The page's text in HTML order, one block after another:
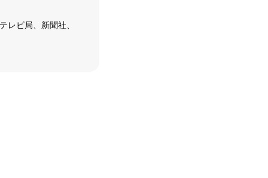
ビ局、新聞社、